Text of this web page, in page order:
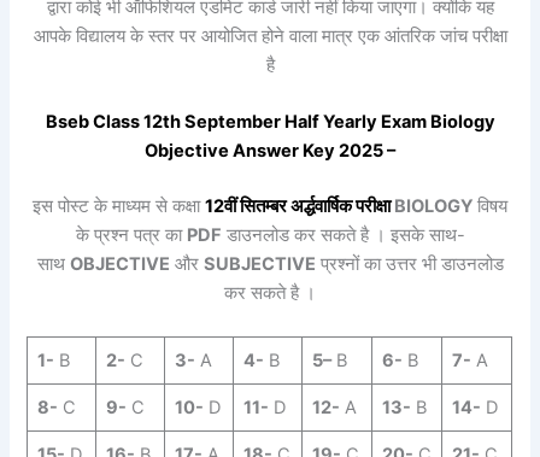
द्वारा कोई भी ऑफिशियल एडमिट कार्ड जारी नहीं किया जाएगा। क्योंकि यह
आपके विद्यालय के स्तर पर आयोजित होने वाला मात्र एक आंतरिक जांच परीक्षा
है
Bseb Class 12thSeptember Half YearlyExam Biology
Objective Answer Key 2025 –
इस पोस्ट के माध्यम से कक्षा12वींसितम्बरअर्द्धवार्षिकपरीक्षाBIOLOGY विषय
के प्रश्न पत्र का PDF डाउनलोड कर सकते है । इसके साथ-
साथ OBJECTIVE और SUBJECTIVE प्रश्नों का उत्तर भी डाउनलोड
कर सकते है ।
1- B 2- C 3- A 4- B 5–B 6- B 7- A
8- C 9- C 10- D 11- D 12- A 13- B 14- D